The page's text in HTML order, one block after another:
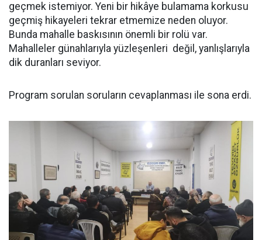
geçmek istemiyor. Yeni bir hikâye bulamama korkusu
geçmiş hikayeleri tekrar etmemize neden oluyor.
Bunda mahalle baskısının önemli bir rolü var.
Mahalleler günahlarıyla yüzleşenleri değil, yanlışlarıyla
dik duranları seviyor.
Program sorulan soruların cevaplanması ile sona erdi.